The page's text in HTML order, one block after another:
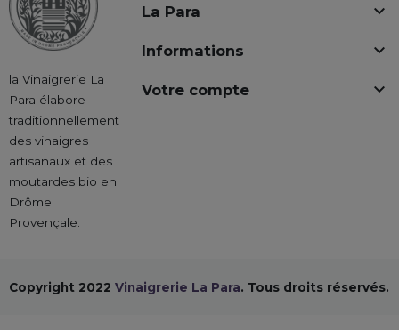
la Vinaigrerie La
Para élabore
traditionnellement
des vinaigres
artisanaux et des
moutardes bio en
Drôme
Provençale.
La Para 
Informations 
Votre compte 
Copyright 2022 Vinaigrerie La Para. Tous droits réservés.